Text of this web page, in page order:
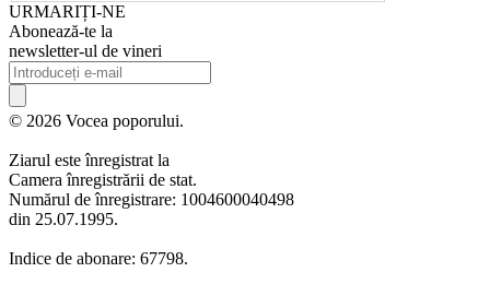
URMARIȚI-NE
Abonează-te la
newsletter-ul de vineri
© 2026 Vocea poporului.
Ziarul este înregistrat la
Camera înregistrării de stat.
Numărul de înregistrare: 1004600040498
din 25.07.1995.
Indice de abonare: 67798.